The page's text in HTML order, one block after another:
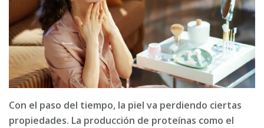
Con el paso del tiempo, la piel va perdiendo ciertas
propiedades. La producción de proteínas como el